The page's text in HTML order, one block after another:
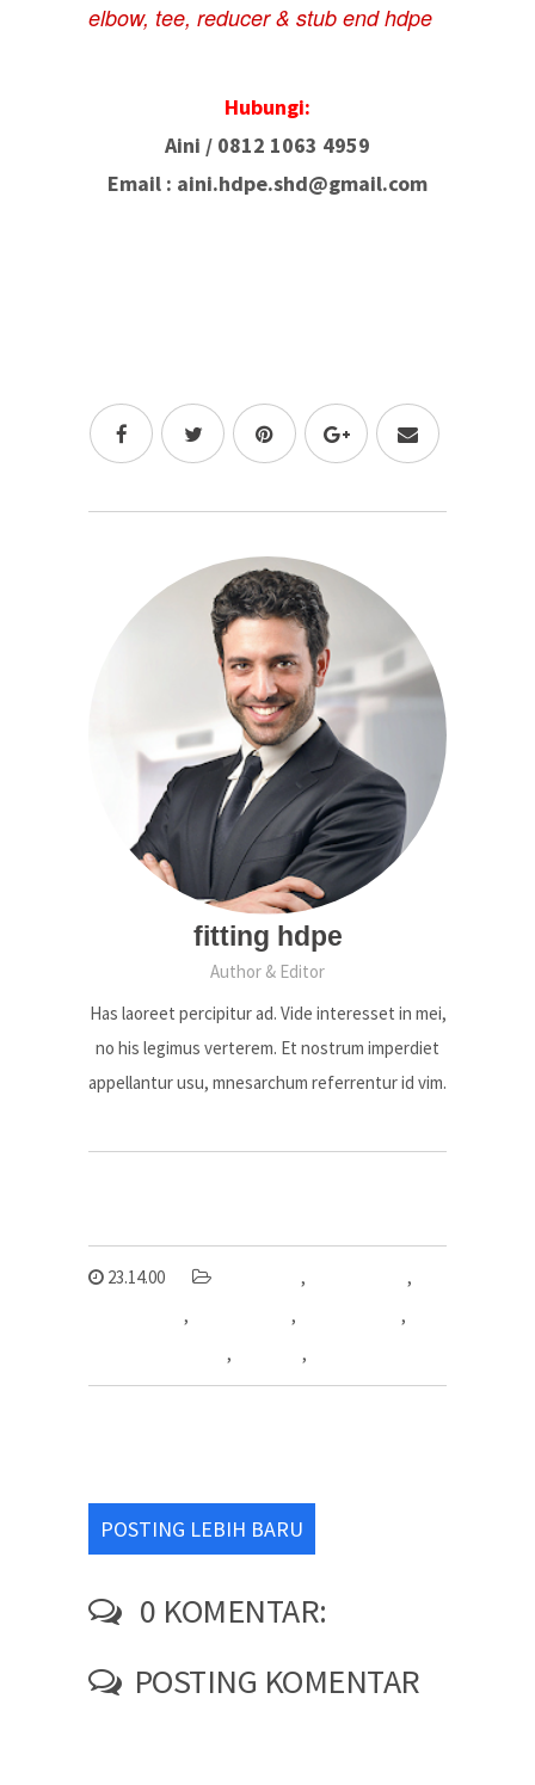
elbow, tee, reducer & stub end hdpe
Hubungi:
Aini / 0812 1063 4959
Email : aini.hdpe.shd@gmail.com
fitting hdpe
Author & Editor
Has laoreet percipitur ad. Vide interesset in mei,
no his legimus verterem. Et nostrum imperdiet
appellantur usu, mnesarchum referrentur id vim.
23.14.00 ,
,
, ,
,
, ,
POSTING LEBIH BARU
0 KOMENTAR:
POSTING KOMENTAR